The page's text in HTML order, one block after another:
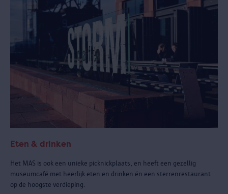
Eten & drinken
Het MAS is ook een unieke picknickplaats, en heeft een gezellig
museumcafé met heerlijk eten en drinken én een sterrenrestaurant
op de hoogste verdieping.